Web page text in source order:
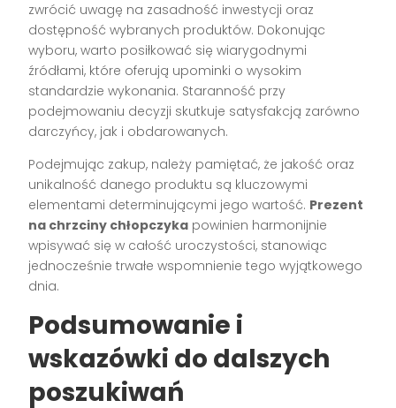
zwrócić uwagę na zasadność inwestycji oraz
dostępność wybranych produktów. Dokonując
wyboru, warto posiłkować się wiarygodnymi
źródłami, które oferują upominki o wysokim
standardzie wykonania. Staranność przy
podejmowaniu decyzji skutkuje satysfakcją zarówno
darczyńcy, jak i obdarowanych.
Podejmując zakup, należy pamiętać, że jakość oraz
unikalność danego produktu są kluczowymi
elementami determinującymi jego wartość. Prezent
na chrzciny chłopczyka powinien harmonijnie
wpisywać się w całość uroczystości, stanowiąc
jednocześnie trwałe wspomnienie tego wyjątkowego
dnia.
Podsumowanie i
wskazówki do dalszych
poszukiwań